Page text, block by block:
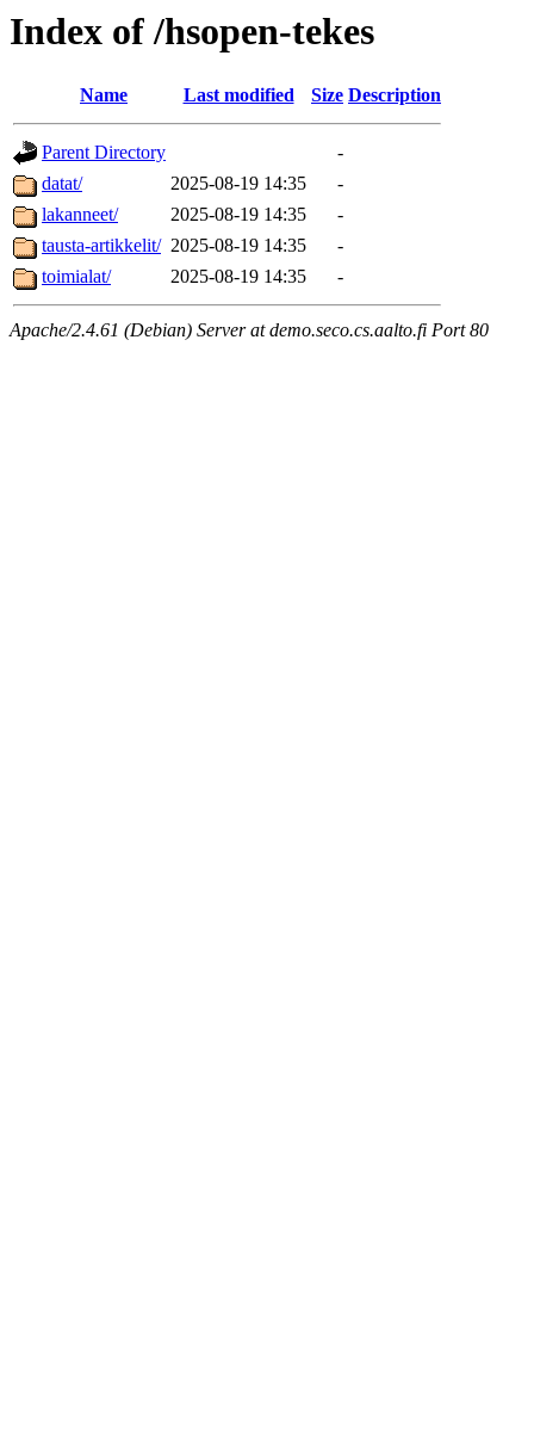
Index of /hsopen-tekes
Name Last modified Size Description
Parent Directory
-
datat/
2025-08-19 14:35
-
lakanneet/
2025-08-19 14:35
-
tausta-artikkelit/ 2025-08-19 14:35
-
toimialat/
2025-08-19 14:35 -
Apache/2.4.61 (Debian) Server at demo.seco.cs.aalto.fi Port 80